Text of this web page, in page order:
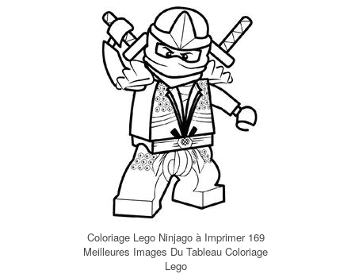
Coloriage Lego Ninjago à Imprimer 169
Meilleures Images Du Tableau Coloriage
Lego